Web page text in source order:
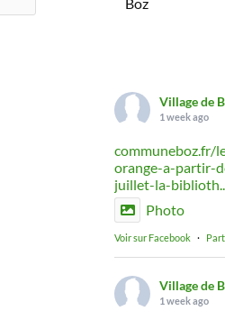
Village de
1 week ago
communeboz.fr/
orange-a-partir-
juillet-la-
Photo
Voir sur Facebook ·
Village de
1 week ago